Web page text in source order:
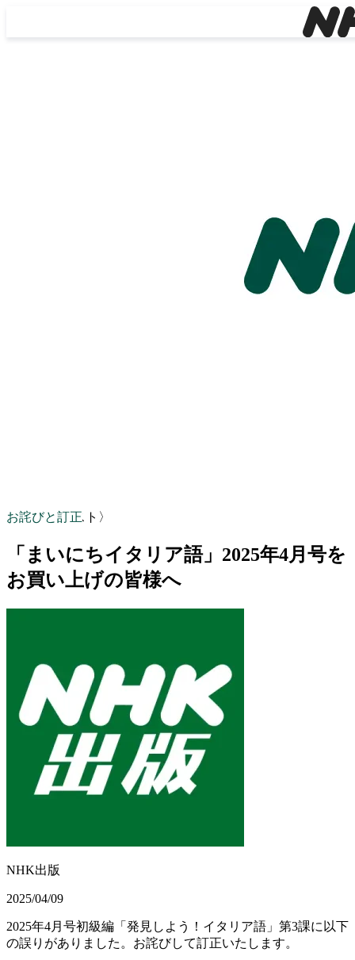
お詫びと訂正
〈NHKテキスト〉
「まいにちイタリア語」2025年4月号を
お買い上げの皆様へ
NHK出版
2025/04/09
2025年4月号初級編「発見しよう！イタリア語」第3課に以下
の誤りがありました。お詫びして訂正いたします。